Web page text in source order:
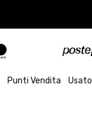
Punti Vendita Usato